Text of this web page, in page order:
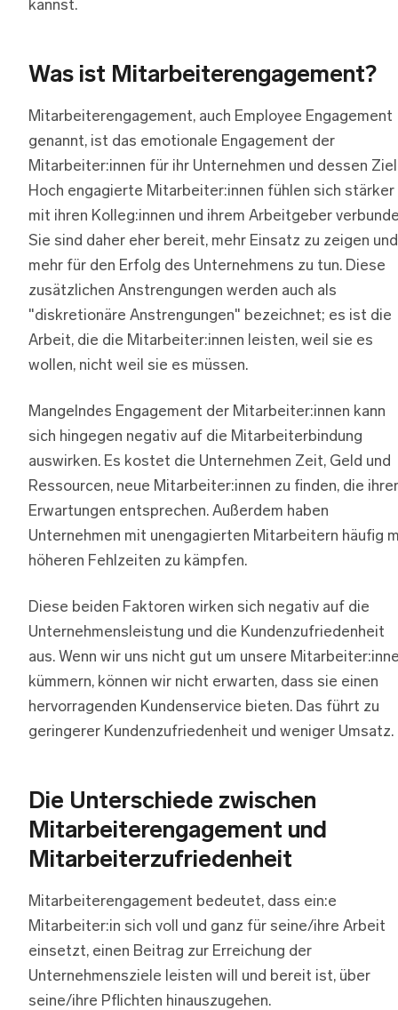
kannst.
Was ist Mitarbeiterengagement?
Mitarbeiterengagement, auch Employee Engagement
genannt, ist das emotionale Engagement der
Mitarbeiter:innen für ihr Unternehmen und dessen
Hoch engagierte Mitarbeiter:innen fühlen sich stärker
mit ihren Kolleg:innen und ihrem Arbeitgeber
Sie sind daher eher bereit, mehr Einsatz zu zeigen und
mehr für den Erfolg des Unternehmens zu tun. Diese
zusätzlichen Anstrengungen werden auch als
"diskretionäre Anstrengungen" bezeichnet; es ist die
Arbeit, die die Mitarbeiter:innen leisten, weil sie es
wollen, nicht weil sie es müssen.
Mangelndes Engagement der Mitarbeiter:innen kann
sich hingegen negativ auf die Mitarbeiterbindung
auswirken. Es kostet die Unternehmen Zeit, Geld und
Ressourcen, neue Mitarbeiter:innen zu finden, die
Erwartungen entsprechen. Außerdem haben
Unternehmen mit unengagierten Mitarbeitern häufig
höheren Fehlzeiten zu kämpfen.
Diese beiden Faktoren wirken sich negativ auf die
Unternehmensleistung und die Kundenzufriedenheit
aus. Wenn wir uns nicht gut um unsere
kümmern, können wir nicht erwarten, dass sie einen
hervorragenden Kundenservice bieten. Das führt zu
geringerer Kundenzufriedenheit und weniger Umsatz.
Die Unterschiede zwischen
Mitarbeiterengagement und
Mitarbeiterzufriedenheit
Mitarbeiterengagement bedeutet, dass ein:e
Mitarbeiter:in sich voll und ganz für seine/ihre Arbeit
einsetzt, einen Beitrag zur Erreichung der
Unternehmensziele leisten will und bereit ist, über
seine/ihre Pflichten hinauszugehen.